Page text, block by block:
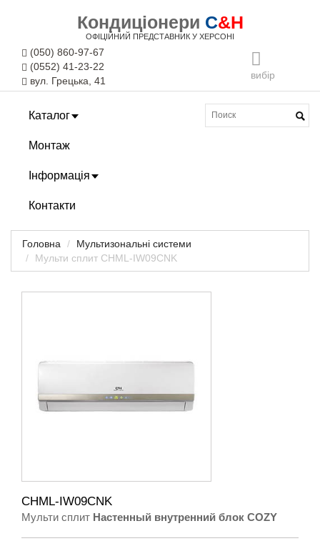
Кондиціонери C&H
ОФІЦІЙНИЙ ПРЕДСТАВНИК У ХЕРСОНІ
вибір
(050) 860-97-67
(0552) 41-23-22
вул. Грецька, 41
Каталог
Монтаж
Інформація
Контакти
Головна
Мультизональні системи
Мульти сплит CHML-IW09CNK
CHML-IW09CNK
Мульти сплит Настенный внутренний блок COZY